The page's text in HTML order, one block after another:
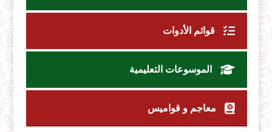
قوائم الأدوات
الموسوعات التعليمية
معاجم و قواميس